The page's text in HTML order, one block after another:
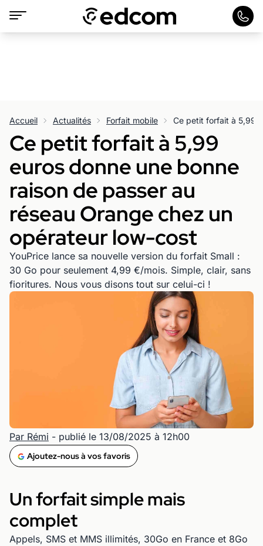
Accueil Actualités Forfait mobile
Ce petit forfait à 5,99
euros donne une bonne
raison de passer au
réseau Orange chez un
opérateur low-cost
YouPrice lance sa nouvelle version du forfait Small :
30 Go pour seulement 4,99 €/mois. Simple, clair, sans
fioritures. Nous vous disons tout sur celui-ci !
Par Rémi - publié le 13/08/2025 à 12h00
Ajoutez-nous à vos favoris
Un forfait simple mais
complet
Appels, SMS et MMS illimités, 30Go en France et 8Go